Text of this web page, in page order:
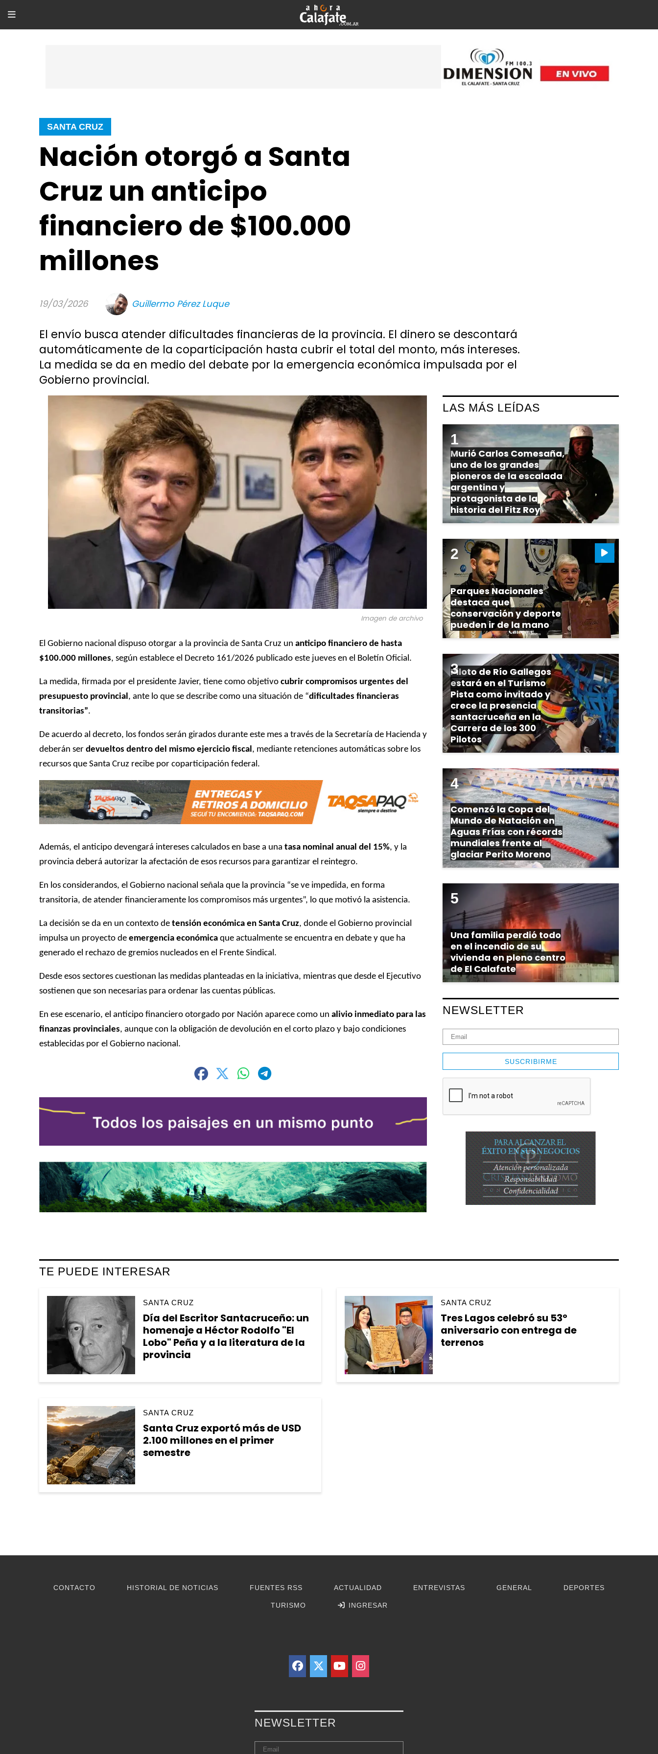
Nación otorgó a Santa
Cruz un anticipo
financiero de $100.000
millones
El envío busca atender dificultades financieras de la provincia. El dinero se descontará
automáticamente de la coparticipación hasta cubrir el total del monto, más intereses.
La medida se da en medio del debate por la emergencia económica impulsada por el
Gobierno provincial.
SANTA CRUZ
19/03/2026 Guillermo Pérez Luque
Imagen de archivo
El Gobierno nacional dispuso otorgar a la provincia de Santa Cruz un anticipo financiero de hasta
$100.000 millones, según establece el Decreto 161/2026 publicado este jueves en el Boletín Oficial.
La medida, firmada por el presidente Javier, tiene como objetivo cubrir compromisos urgentes del
presupuesto provincial , ante lo que se describe como una situación de “dificultades financieras
transitorias”.
De acuerdo al decreto, los fondos serán girados durante este mes a través de la Secretaría de Hacienda y
deberán ser devueltos dentro del mismo ejercicio fiscal , mediante retenciones automáticas sobre los
recursos que Santa Cruz recibe por coparticipación federal.
Además, el anticipo devengará intereses calculados en base a una tasa nominal anual del 15%, y la
provincia deberá autorizar la afectación de esos recursos para garantizar el reintegro.
En los considerandos, el Gobierno nacional señala que la provincia “se ve impedida, en forma
transitoria, de atender financieramente los compromisos más urgentes”, lo que motivó la asistencia.
La decisión se da en un contexto de tensión económica en Santa Cruz, donde el Gobierno provincial
impulsa un proyecto de emergencia económica que actualmente se encuentra en debate y que ha
generado el rechazo de gremios nucleados en el Frente Sindical.
Desde esos sectores cuestionan las medidas planteadas en la iniciativa, mientras que desde el Ejecutivo
sostienen que son necesarias para ordenar las cuentas públicas.
En ese escenario, el anticipo financiero otorgado por Nación aparece como un alivio inmediato para las
finanzas provinciales, aunque con la obligación de devolución en el corto plazo y bajo condiciones
establecidas por el Gobierno nacional.
TE PUEDE INTERESAR
Día del Escritor Santacruceño: un
homenaje a Héctor Rodolfo "El
Lobo" Peña y a la literatura de la
provincia
SANTA CRUZ
Tres Lagos celebró su 53º
aniversario con entrega de
terrenos
SANTA CRUZ
Santa Cruz exportó más de USD
2.100 millones en el primer
semestre
SANTA CRUZ
LAS MÁS LEÍDAS
Murió Carlos Comesaña,
uno de los grandes
pioneros de la escalada
argentina y
protagonista de la
historia del Fitz Roy
Parques Nacionales
destaca que
conservación y deporte
pueden ir de la mano
Piloto de Río Gallegos
estará en el Turismo
Pista como invitado y
crece la presencia
santacruceña en la
Carrera de los 300
Pilotos
Comenzó la Copa del
Mundo de Natación en
Aguas Frías con récords
mundiales frente al
glaciar Perito Moreno
Una familia perdió todo
en el incendio de su
vivienda en pleno centro
de El Calafate
NEWSLETTER
SUSCRIBIRME
CONTACTO HISTORIAL DE NOTICIAS FUENTES RSS ACTUALIDAD ENTREVISTAS GENERAL DEPORTES
TURISMO INGRESAR
NEWSLETTER